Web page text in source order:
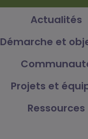
Actualités
Démarche et
Projets et
Ressources